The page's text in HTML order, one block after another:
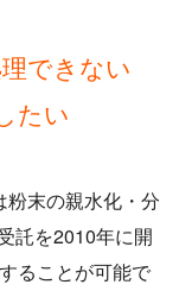
できない
たい
末の親水化・分
託を2010年に開
ることが可能で